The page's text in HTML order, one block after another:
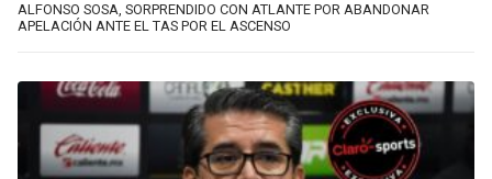
ALFONSO SOSA, SORPRENDIDO CON ATLANTE POR ABANDONAR
APELACIÓN ANTE EL TAS POR EL ASCENSO